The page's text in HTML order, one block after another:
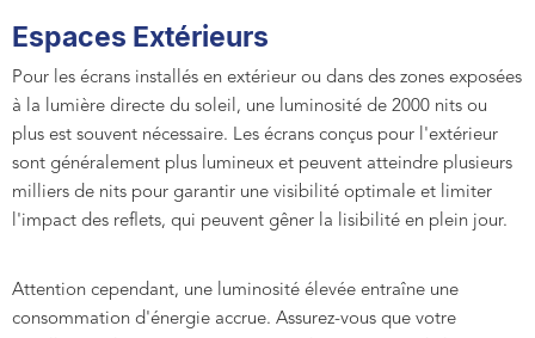
Espaces Extérieurs
Pour les écrans installés en extérieur ou dans des zones exposées
à la lumière directe du soleil, une luminosité de 2000 nits ou
plus est souvent nécessaire. Les écrans conçus pour l'extérieur
sont généralement plus lumineux et peuvent atteindre plusieurs
milliers de nits pour garantir une visibilité optimale et limiter
l'impact des reflets, qui peuvent gêner la lisibilité en plein jour.
Attention cependant, une luminosité élevée entraîne une
consommation d'énergie accrue. Assurez-vous que votre